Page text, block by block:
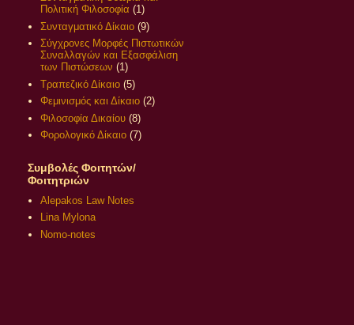
Πολιτική Φιλοσοφία (1)
Συνταγματικό Δίκαιο (9)
Σύγχρονες Μορφές Πιστωτικών
Συναλλαγών και Εξασφάλιση
των Πιστώσεων (1)
Τραπεζικό Δίκαιο (5)
Φεμινισμός και Δίκαιο (2)
Φιλοσοφία Δικαίου (8)
Φορολογικό Δίκαιο (7)
Συμβολές Φοιτητών/
Φοιτητριών
Alepakos Law Notes
Lina Mylona
Nomo-notes